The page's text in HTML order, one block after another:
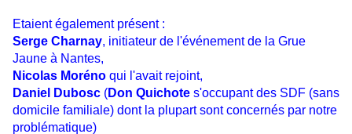
Etaient également présent :
Serge Charnay, initiateur de l'événement de la Grue
Jaune à Nantes,
Nicolas Moréno qui l'avait rejoint,
Daniel Dubosc (Don Quichote s'occupant des SDF (sans
domicile familiale) dont la plupart sont concernés par notre
problématique)